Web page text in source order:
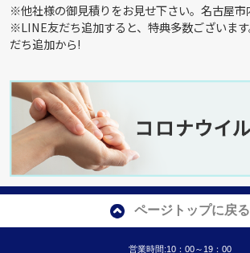
※他社様の御見積りをお見せ下さい。名古屋市
※LINE友だち追加すると、特典多数ございま
だち追加から!
ページトップに戻る
営業時間:10：00～19：00